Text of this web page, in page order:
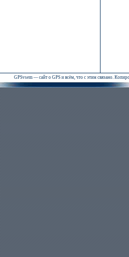
GPSvsem — сайт о GPS и всём, что с этим связано.